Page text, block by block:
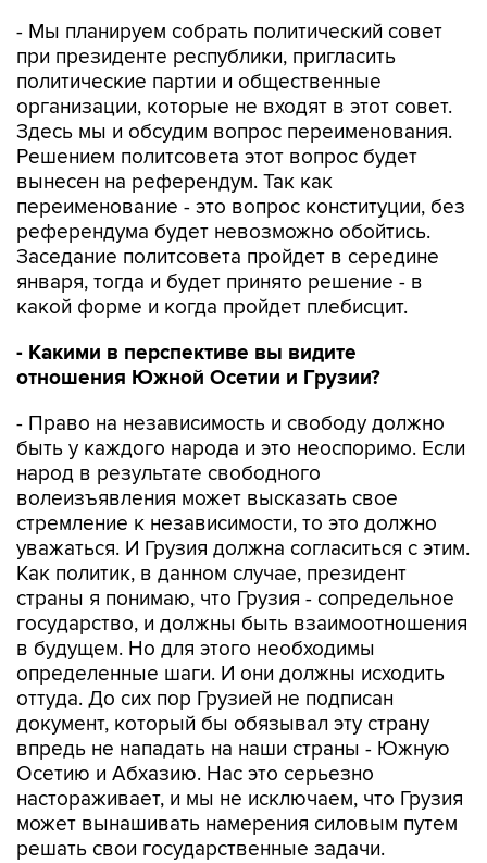
- Мы планируем собрать политический совет
при президенте республики, пригласить
политические партии и общественные
организации, которые не входят в этот совет.
Здесь мы и обсудим вопрос переименования.
Решением политсовета этот вопрос будет
вынесен на референдум. Так как
переименование - это вопрос конституции, без
референдума будет невозможно обойтись.
Заседание политсовета пройдет в середине
января, тогда и будет принято решение - в
какой форме и когда пройдет плебисцит.
- Какими в перспективе вы видите
отношения Южной Осетии и Грузии?
- Право на независимость и свободу должно
быть у каждого народа и это неоспоримо. Если
народ в результате свободного
волеизъявления может высказать свое
стремление к независимости, то это должно
уважаться. И Грузия должна согласиться с этим.
Как политик, в данном случае, президент
страны я понимаю, что Грузия - сопредельное
государство, и должны быть взаимоотношения
в будущем. Но для этого необходимы
определенные шаги. И они должны исходить
оттуда. До сих пор Грузией не подписан
документ, который бы обязывал эту страну
впредь не нападать на наши страны - Южную
Осетию и Абхазию. Нас это серьезно
настораживает, и мы не исключаем, что Грузия
может вынашивать намерения силовым путем
решать свои государственные задачи.